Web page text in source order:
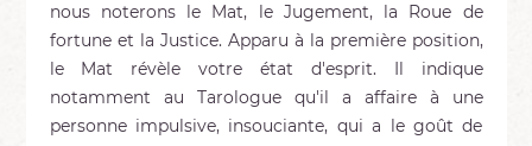
nous noterons le Mat, le Jugement, la Roue de
fortune et la Justice. Apparu à la première position,
le Mat révèle votre état d'esprit. Il indique
notamment au Tarologue qu'il a affaire à une
personne impulsive, insouciante, qui a le goût de